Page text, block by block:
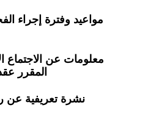
مواعيد وفترة إجراء
معلومات عن الاجتماع
المقرر عقده في 4
نشرة تعريفية عن